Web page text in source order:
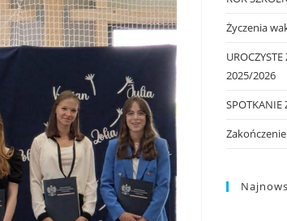
Życzenia
2025/2026
SPOTKANIE